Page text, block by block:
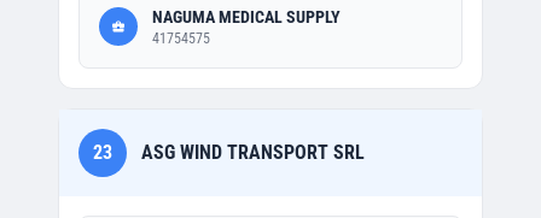
NAGUMA MEDICAL SUPPLY
41754575
23 ASG WIND TRANSPORT SRL